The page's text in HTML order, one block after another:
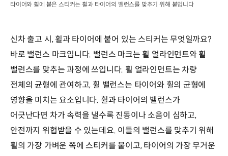
타이어와 휠에 붙은 스티커는 휠과 타이어의 밸런스를 맞추기 위해 붙입니다
신차 출고 시, 휠과 타이어에 붙어 있는 스티커는 무엇일까요?
바로 밸런스 마크입니다. 밸런스 마크는 휠 얼라인먼트와 휠
밸런스를 맞추는 과정에 쓰입니다. 휠 얼라인먼트는 차량
전체의 균형에 관여하고, 휠 밸런스는 타이어와 휠의 균형에
영향을 미치는 요소입니다. 휠과 타이어의 밸런스가
어긋난다면 차가 속력을 낼수록 진동이나 소음이 심하고,
안전까지 위협받을 수 있는데요. 이들의 밸런스를 맞추기 위해
휠의 가장 가벼운 쪽에 스티커를 붙이고, 타이어의 가장 무거운